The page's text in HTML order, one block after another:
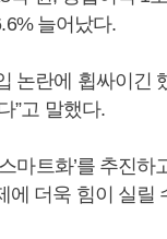
늘어났다.
논란에 휩싸이긴
”고 말했다.
마트화’를 추진
에 더욱 힘이 실릴